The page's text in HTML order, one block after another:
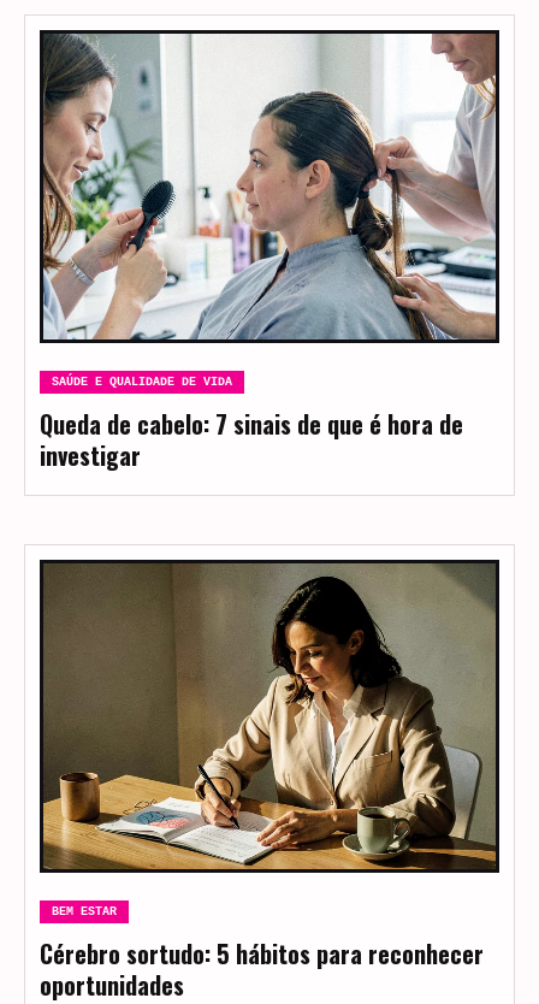
SAÚDE E QUALIDADE DE VIDA
Queda de cabelo: 7 sinais de que é hora de
investigar
BEM ESTAR
Cérebro sortudo: 5 hábitos para reconhecer
oportunidades